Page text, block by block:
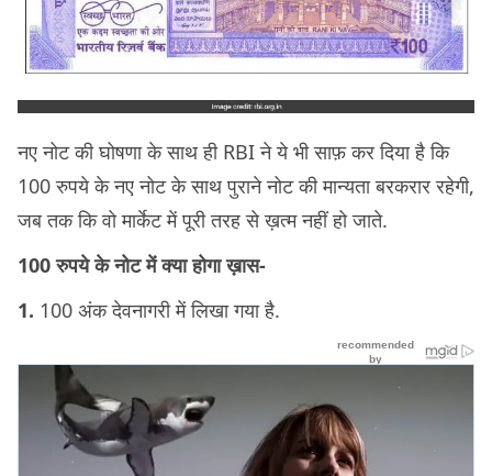
नए नोट की घोषणा के साथ ही RBI ने ये भी साफ़ कर दिया है कि
100 रुपये के नए नोट के साथ पुराने नोट की मान्यता बरकरार रहेगी,
जब तक कि वो मार्केट में पूरी तरह से ख़त्म नहीं हो जाते.
100 रुपये के नोट में क्या होगा ख़ास-
1. 100 अंक देवनागरी में लिखा गया है.